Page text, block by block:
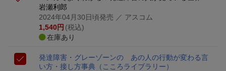
岩瀬利郎
2024年04月30日頃発売 ／ アスコム
1,540円 (税込)
在庫あり
発達障害・グレーゾーンの あの人の行動が変わる言
い方・接し方事典 （こころライブラリー）